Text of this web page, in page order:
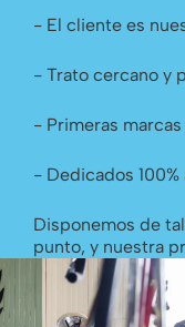
- El cliente es
- Trato cercano y
- Primeras
- Dedicados
Disponemos de
punto, y nuestra
la mejor máquina